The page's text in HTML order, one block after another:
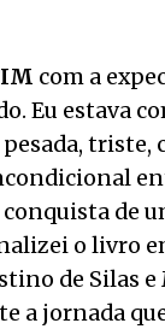
com a
Eu estava
triste,
de
o livro
de Silas
a jornada